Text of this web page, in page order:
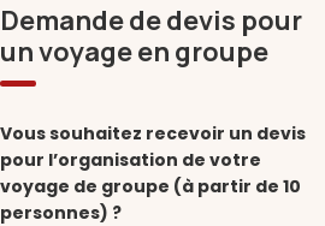
Demande de devis pour
un voyage en groupe
Vous souhaitez recevoir un devis
pour l’organisation de votre
voyage de groupe (à partir de 10
personnes) ?